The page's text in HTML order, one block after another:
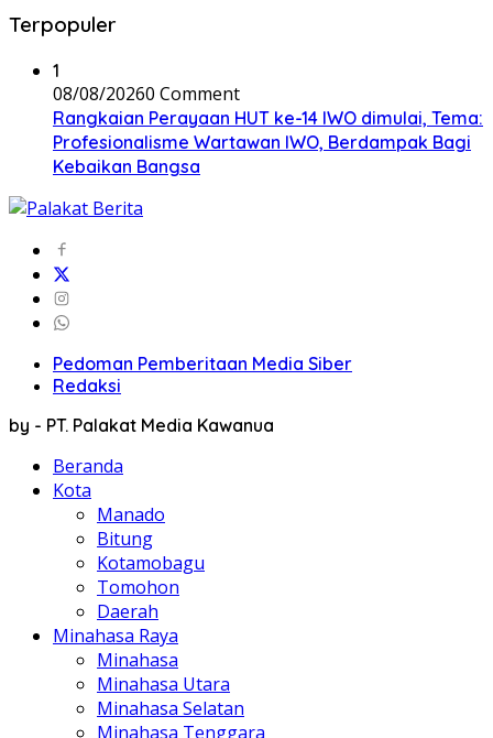
Terpopuler
1
08/08/20260 Comment
Rangkaian Perayaan HUT ke-14 IWO dimulai, Tema:
Profesionalisme Wartawan IWO, Berdampak Bagi
Kebaikan Bangsa
Pedoman Pemberitaan Media Siber
Redaksi
by - PT. Palakat Media Kawanua
Beranda
Kota
Manado
Bitung
Kotamobagu
Tomohon
Daerah
Minahasa Raya
Minahasa
Minahasa Utara
Minahasa Selatan
Minahasa Tenggara